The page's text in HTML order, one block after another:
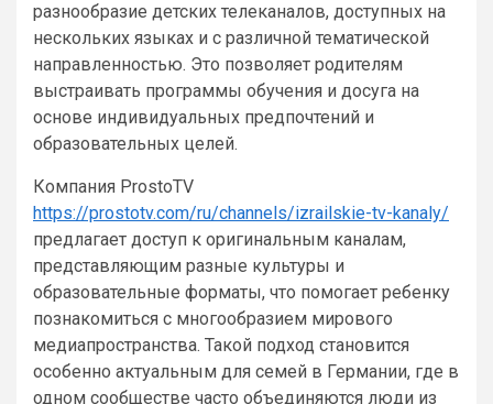
разнообразие детских телеканалов, доступных на
нескольких языках и с различной тематической
направленностью. Это позволяет родителям
выстраивать программы обучения и досуга на
основе индивидуальных предпочтений и
образовательных целей.
Компания ProstoTV
https://prostotv.com/ru/channels/izrailskie-tv-kanaly/
предлагает доступ к оригинальным каналам,
представляющим разные культуры и
образовательные форматы, что помогает ребенку
познакомиться с многообразием мирового
медиапространства. Такой подход становится
особенно актуальным для семей в Германии, где в
одном сообществе часто объединяются люди из